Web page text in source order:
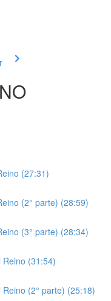
(27:31)
(2° parte) (28:59)
(3° parte) (28:34)
(31:54)
(2° parte) (25:18)